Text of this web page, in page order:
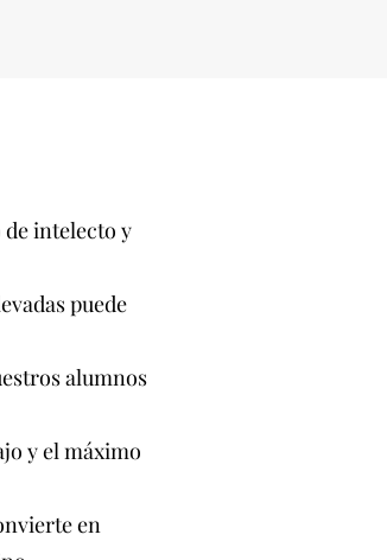
de intelecto y
puede
alumnos
y el máximo
en